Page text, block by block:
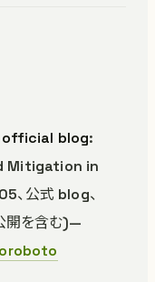
official blog:
Mitigation in
公式 blog、
開を含む)—